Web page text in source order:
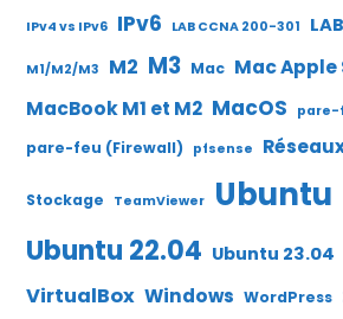
IPv4 vs IPv6 IPv6 LAB CCNA 200-301
M1/M2/M3 M2 M3 Mac Mac Apple
MacBook M1 et M2 MacOS pare-
pare-feu (Firewall) pfsense
Stockage TeamViewer Ubuntu
Ubuntu 22.04 Ubuntu 23.04
VirtualBox Windows WordPress